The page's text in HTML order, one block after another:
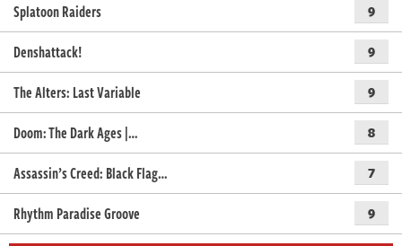
Splatoon Raiders 9
Denshattack! 9
The Alters: Last Variable 9
Doom: The Dark Ages |… 8
Assassin’s Creed: Black Flag… 7
Rhythm Paradise Groove 9